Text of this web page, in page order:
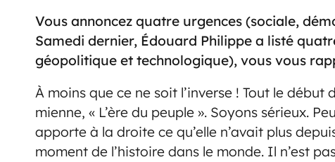
Vous annoncez quatre urgences (sociale,
Samedi dernier, Édouard Philippe a listé
géopolitique et technologique), vous vous
À moins que ce ne soit l’inverse ! Tout le
mienne, « L’ère du peuple ». Soyons sérieux.
apporte à la droite ce qu’elle n’avait plus
moment de l’histoire dans le monde. Il n’est